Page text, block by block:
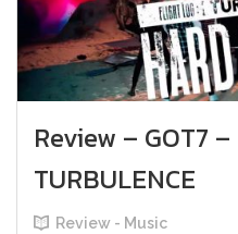
Review – GOT7 –
TURBULENCE
Review - Music